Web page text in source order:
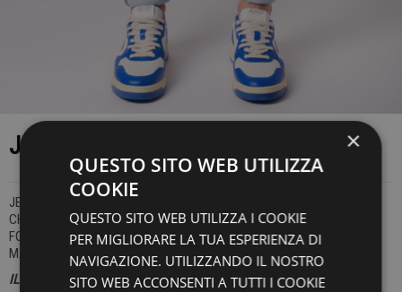
JEANS THE.NIM
JEANS VESTIBILITÀ SLIM.
CHIUSURA CON BOTTONI.
FONDO 16 CM.
MADE IN ITALY
IL MODELLO INDOSSA UNA TAGLIA 32.
×
QUESTO SITO WEB UTILIZZA
COOKIE
QUESTO SITO WEB UTILIZZA I COOKIE
PER MIGLIORARE LA TUA ESPERIENZA DI
NAVIGAZIONE. UTILIZZANDO IL NOSTRO
SITO WEB ACCONSENTI A TUTTI I COOKIE